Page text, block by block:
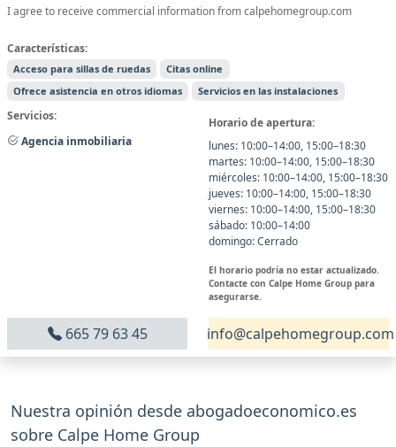
I agree to receive commercial information from calpehomegroup.com
Características:
Acceso para sillas de ruedas
Citas online
Ofrece asistencia en otros idiomas
Servicios en las instalaciones
Servicios:
Agencia inmobiliaria
Horario de apertura:
lunes: 10:00–14:00, 15:00–18:30
martes: 10:00–14:00, 15:00–18:30
miércoles: 10:00–14:00, 15:00–18:30
jueves: 10:00–14:00, 15:00–18:30
viernes: 10:00–14:00, 15:00–18:30
sábado: 10:00–14:00
domingo: Cerrado
El horario podría no estar actualizado.
Contacte con Calpe Home Group para
asegurarse.
665 79 63 45 info@calpehomegroup.com
Nuestra opinión desde abogadoeconomico.es
sobre Calpe Home Group